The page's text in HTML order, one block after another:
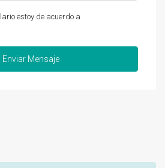
estoy de acuerdo a
Enviar Mensaje